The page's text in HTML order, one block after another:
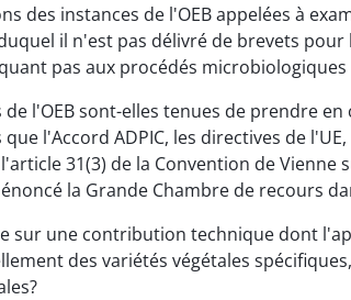
des instances de l'OEB appelées à
il n'est pas délivré de brevets
pas aux procédés
de l'OEB sont-elles tenues de prendre
que l'Accord ADPIC, les directives de
31(3) de la Convention de
la Grande Chambre de recours
sur une contribution technique dont
des variétés végétales